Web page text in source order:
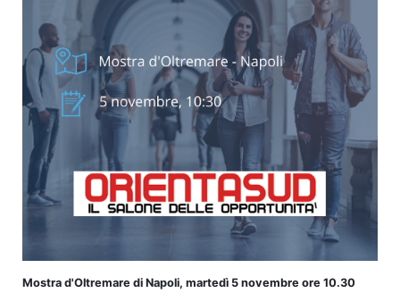
Mostra d'Oltremare di Napoli, martedì 5 novembre ore 10.30